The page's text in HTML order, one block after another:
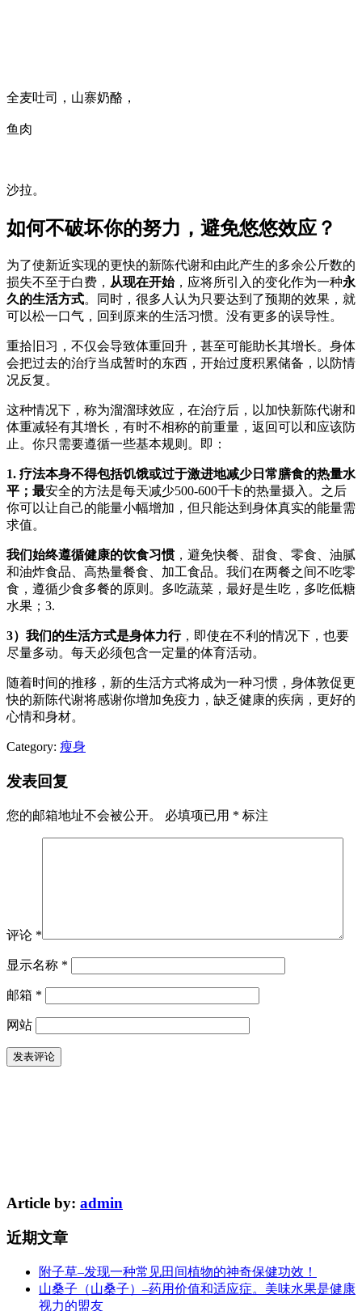
全麦吐司，山寨奶酪，
鱼肉
沙拉。
如何不破坏你的努力，避免悠悠效应？
为了使新近实现的更快的新陈代谢和由此产生的多余公斤数的
损失不至于白费， 从现在开始，应将所引入的变化作为一种永
久的生活方式。同时，很多人认为只要达到了预期的效果，就
可以松一口气，回到原来的生活习惯。没有更多的误导性。
重拾旧习，不仅会导致体重回升，甚至可能助长其增长。身体
会把过去的治疗当成暂时的东西，开始过度积累储备，以防情
况反复。
这种情况下，称为溜溜球效应，在治疗后，以加快新陈代谢和
体重减轻有其增长，有时不相称的前重量，返回可以和应该防
止。你只需要遵循一些基本规则。即：
1. 疗法本身不得包括饥饿或过于激进地减少日常膳食的热量水
平；最安全的方法是每天减少500-600千卡的热量摄入。之后
你可以让自己的能量小幅增加，但只能达到身体真实的能量需
求值。
我们始终遵循健康的饮食习惯，避免快餐、甜食、零食、油腻
和油炸食品、高热量餐食、加工食品。我们在两餐之间不吃零
食，遵循少食多餐的原则。多吃蔬菜，最好是生吃，多吃低糖
水果；3.
3）我们的生活方式是身体力行，即使在不利的情况下，也要
尽量多动。每天必须包含一定量的体育活动。
随着时间的推移，新的生活方式将成为一种习惯，身体敦促更
快的新陈代谢将感谢你增加免疫力，缺乏健康的疾病，更好的
心情和身材。
Category: 瘦身
发表回复
您的邮箱地址不会被公开。 必填项已用 * 标注
评论 *
显示名称 *
邮箱 *
网站
Article by: admin
近期文章
附子草–发现一种常见田间植物的神奇保健功效！
山桑子（山桑子）–药用价值和适应症。美味水果是健康
视力的盟友